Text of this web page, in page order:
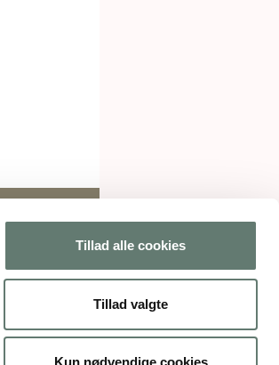
Tillad alle cookies
Tillad valgte
Kun nødvendige cookies